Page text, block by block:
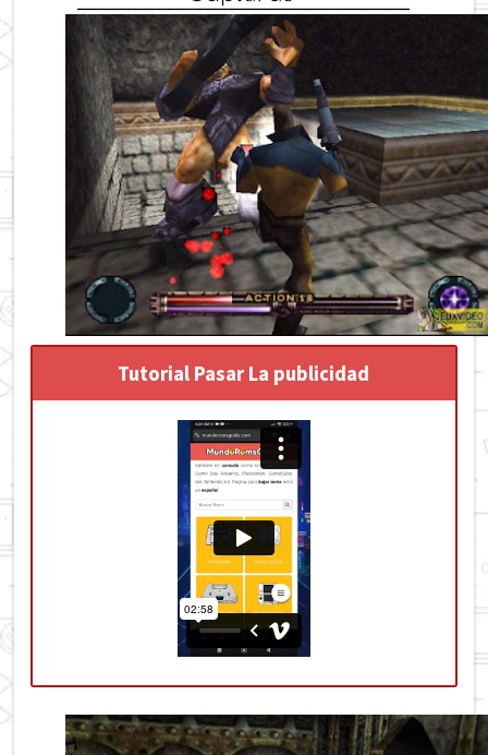
Tutorial Pasar La publicidad